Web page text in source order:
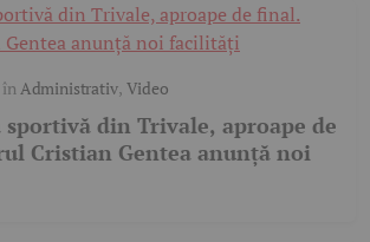
în Administrativ, Video
sportivă din Trivale, aproape de
Cristian Gentea anunță noi